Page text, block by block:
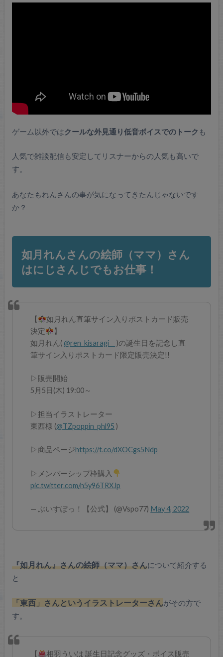
ゲーム以外ではクールな外見通り低音ボイスでのトーク も
人気で雑談配信も安定してリスナーからの人気も高いで
す。
あなたもれんさんの事が気になってきたんじゃないです
か？
如月れんさんの絵師（ママ）さん
はにじさんじでもお仕事！
【
如月れん直筆サイン入りポストカード販売
決定
】
如月れん( @ren_kisaragi__
)の誕生日を記念し直
筆サイン入りポストカード限定販売決定!!
▷販売開始
5月5日(木) 19:00～
▷担当イラストレーター
東西様 (@TZpoppin_phl95 )
▷商品ページhttps://t.co/dXOCgs5Ndp
▷メンバーシップ枠購入
pic.twitter.com/n5y96TRXJp
— ぶいすぽっ！【公式】 (@Vspo77) May 4, 2022
『如月れん』さんの絵師（ママ）さんについて紹介する
と
「東西」さんというイラストレーターさんがその方で
す。
【
​相羽ういは 誕生日記念グッズ・ボイス販売